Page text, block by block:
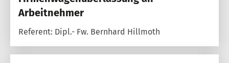
Arbeitnehmer
Referent: Dipl.- Fw. Bernhard Hillmoth